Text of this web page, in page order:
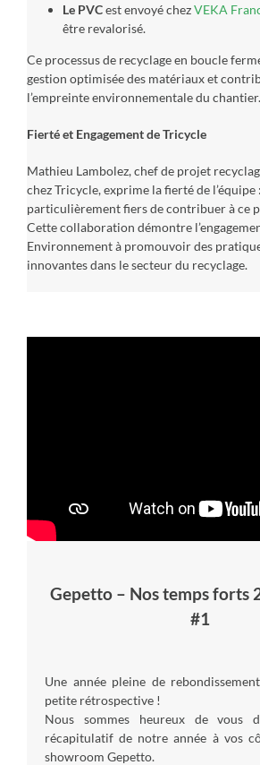
Le PVCest envoyé chezVEKA
être revalorisé.
Ce processus de recyclage en boucle
gestion optimisée des matériaux et
l’empreinte environnementale du chantier.
Fierté et Engagement de Tricycle
Mathieu Lambolez, chef de projet
chez Tricycle, exprime la fierté de l’équipe
particulièrement fiers de contribuer à ce
Cette collaboration démontre
Environnement à promouvoir des
innovantes dans le secteur du recyclage.
Gepetto – Nos temps forts
#1
Une année pleine de
petite rétrospective !
Nous sommes heureux de vous
récapitulatif de notre année à vos
showroom Gepetto.